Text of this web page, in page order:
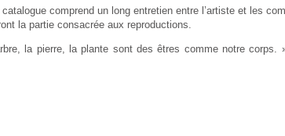
comprend un long entretien entre l’artiste et les
la partie consacrée aux reproductions.
la pierre, la plante sont des êtres comme notre corps.